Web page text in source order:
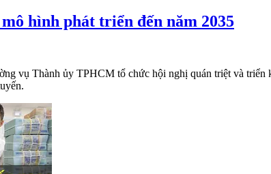
hình phát triển đến năm 2035
vụ Thành ủy TPHCM tổ chức hội nghị quán triệt và